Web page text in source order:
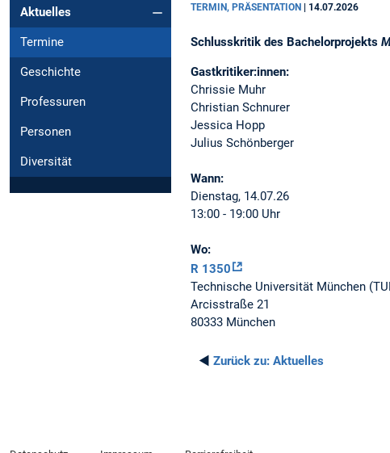
Aktuelles
Termine
Geschichte
Professuren
Personen
Diversität
TERMIN, PRÄSENTATION | 14.07.2026
Schlusskritik des Bachelorprojekts
Gastkritiker:innen:
Chrissie Muhr
Christian Schnurer
Jessica Hopp
Julius Schönberger
Wann:
Dienstag, 14.07.26
13:00 - 19:00 Uhr
Wo:
R 1350
Technische Universität München
Arcisstraße 21
80333 München
◄ Zurück zu: Aktuelles